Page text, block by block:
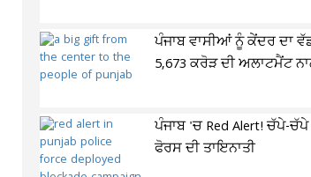
ਪੰਜਾਬ ਵਾਸੀਆਂ ਨੂੰ ਕੇਂਦਰ ਦਾ
5,673 ਕਰੋੜ ਦੀ ਅਲਾਟਮੈਂਟ
ਪੰਜਾਬ 'ਚ Red Alert! ਚੱਪੇ-
ਫੋਰਸ ਦੀ ਤਾਇਨਾਤੀ